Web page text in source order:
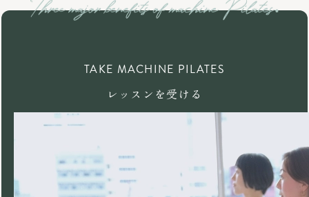
TAKE MACHINE PILATES
レッスンを受ける